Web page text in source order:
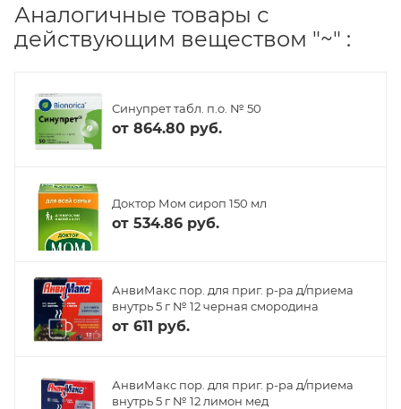
Аналогичные товары с
действующим веществом "~" :
Синупрет табл. п.о. № 50
от 864.80 руб.
Доктор Мом сироп 150 мл
от 534.86 руб.
АнвиМакс пор. для приг. р-ра д/приема
внутрь 5 г № 12 черная смородина
от 611 руб.
АнвиМакс пор. для приг. р-ра д/приема
внутрь 5 г № 12 лимон мед